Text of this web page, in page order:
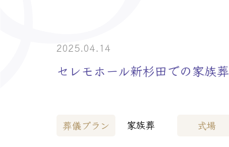
2025.04.14
セレモホール新杉田での家族葬
葬儀プラン 家族葬 式場